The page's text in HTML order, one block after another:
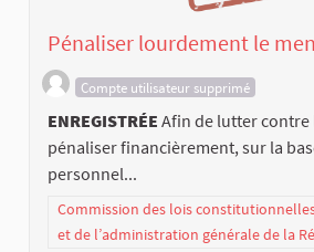
Pénaliser lourdement le
Compte utilisateur supprimé
ENREGISTRÉE Afin de lutter contre
pénaliser financièrement, sur la
personnel...
Commission des lois
et de l’administration générale de la